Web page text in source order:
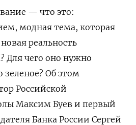
— что это:
модная тема, которая
реальность
Для чего оно нужно
зеленое? Об этом
Российской
Максим Буев и первый
Банка России Сергей